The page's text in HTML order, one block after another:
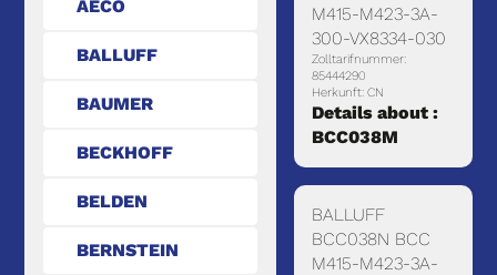
AECO
BALLUFF
BAUMER
BECKHOFF
BELDEN
BERNSTEIN
M415-M423-3A-
300-VX8334-030
Zolltarifnummer:
85444290
Herkunft: CN
Details about :
BCC038M
BALLUFF
BCC038N BCC
M415-M423-3A-